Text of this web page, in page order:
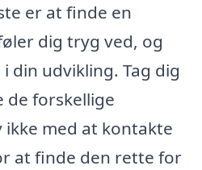
er at finde en
dig tryg ved, og
din udvikling. Tag dig
de forskellige
med at kontakte
at finde den rette for